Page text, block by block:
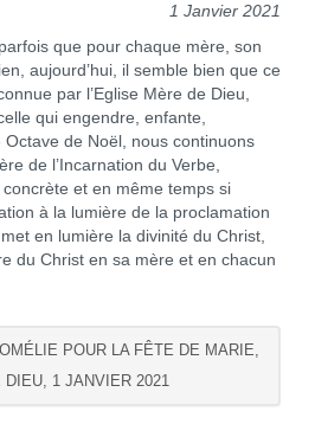
1 Janvier 2021
que pour chaque mère, son
aujourd’hui, il semble bien que ce
par l’Eglise Mère de Dieu,
qui engendre, enfante,
de Noël, nous continuons
de l’Incarnation du Verbe,
et en même temps si
à la lumière de la proclamation
en lumière la divinité du Christ,
du Christ en sa mère et en chacun
POUR LA FÊTE DE MARIE,
DIEU, 1 JANVIER 2021